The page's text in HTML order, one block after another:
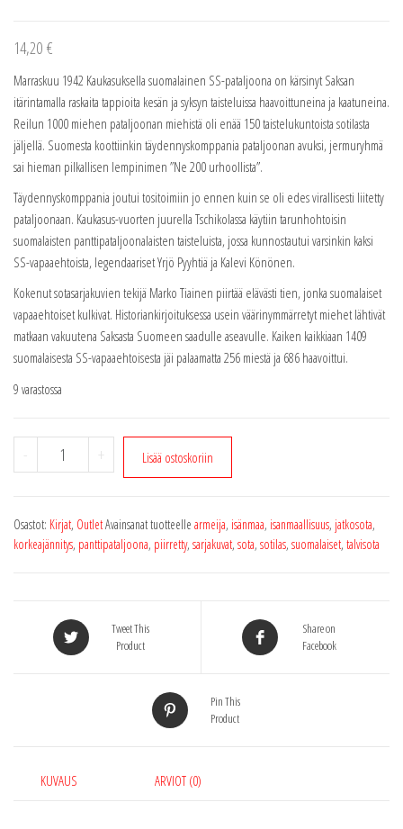
14,20 €
Marraskuu 1942 Kaukasuksella suomalainen SS-pataljoona on kärsinyt Saksan
itärintamalla raskaita tappioita kesän ja syksyn taisteluissa haavoittuneina ja kaatuneina.
Reilun 1000 miehen pataljoonan miehistä oli enää 150 taistelukuntoista sotilasta
jäljellä. Suomesta koottiinkin täydennyskomppania pataljoonan avuksi, jermuryhmä
sai hieman pilkallisen lempinimen ”Ne 200 urhoollista”.
Täydennyskomppania joutui tositoimiin jo ennen kuin se oli edes virallisesti liitetty
pataljoonaan. Kaukasus-vuorten juurella Tschikolassa käytiin tarunhohtoisin
suomalaisten panttipataljoonalaisten taisteluista, jossa kunnostautui varsinkin kaksi
SS-vapaaehtoista, legendaariset Yrjö Pyyhtiä ja Kalevi Könönen.
Kokenut sotasarjakuvien tekijä Marko Tiainen piirtää elävästi tien, jonka suomalaiset
vapaaehtoiset kulkivat. Historiankirjoituksessa usein väärinymmärretyt miehet lähtivät
matkaan vakuutena Saksasta Suomeen saadulle aseavulle. Kaiken kaikkiaan 1409
suomalaisesta SS-vapaaehtoisesta jäi palaamatta 256 miestä ja 686 haavoittui.
9 varastossa
-
Panttipataljoona:
Suomalaiset
sarjakuvakirja
määrä
+ Lisää ostoskoriin
Osastot: Kirjat, OutletAvainsanat tuotteelle armeija, isänmaa, isanmaallisuus, jatkosota,
korkeajännitys, panttipataljoona, piirretty, sarjakuvat, sota, sotilas, suomalaiset, talvisota
Tweet This
Product
Share on
Facebook
Pin This
Product
KUVAUS ARVIOT (0)